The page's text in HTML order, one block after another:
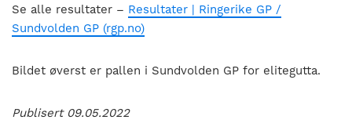
Se alle resultater – Resultater | Ringerike GP /
Sundvolden GP (rgp.no)
Bildet øverst er pallen i Sundvolden GP for elitegutta.
Publisert 09.05.2022